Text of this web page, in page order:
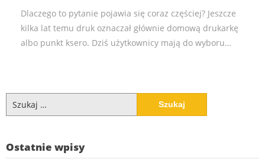
Dlaczego to pytanie pojawia się coraz częściej? Jeszcze
kilka lat temu druk oznaczał głównie domową drukarkę
albo punkt ksero. Dziś użytkownicy mają do wyboru…
Ostatnie wpisy